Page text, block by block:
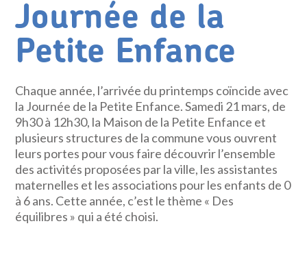
Journée de la
Petite Enfance
Chaque année, l’arrivée du printemps coïncide avec
la Journée de la Petite Enfance. Samedi 21 mars, de
9h30 à 12h30, la Maison de la Petite Enfance et
plusieurs structures de la commune vous ouvrent
leurs portes pour vous faire découvrir l’ensemble
des activités proposées par la ville, les assistantes
maternelles et les associations pour les enfants de 0
à 6 ans. Cette année, c’est le thème « Des
équilibres » qui a été choisi.